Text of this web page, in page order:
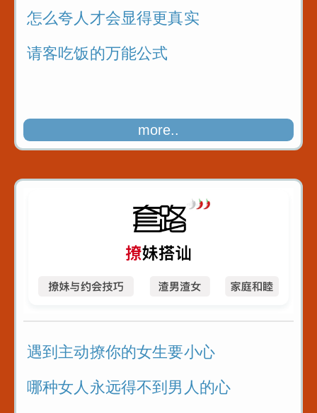
怎么夸人才会显得更真实
请客吃饭的万能公式
more..
遇到主动撩你的女生要小心
哪种女人永远得不到男人的心